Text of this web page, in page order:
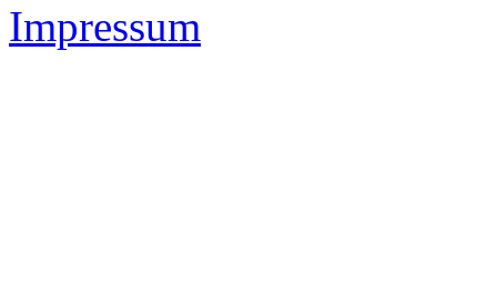
Impressum